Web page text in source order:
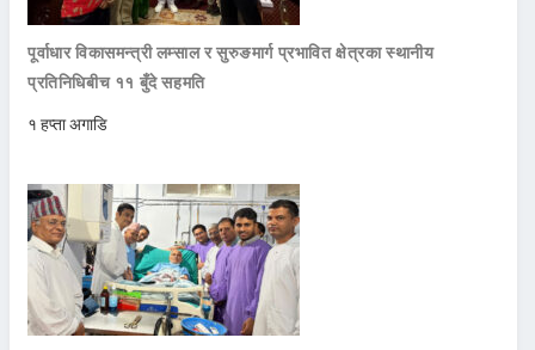
पूर्वाधार विकासमन्त्री लम्साल र सुरुङमार्ग प्रभावित क्षेत्रका स्थानीय
प्रतिनिधिबीच ११ बुँदे सहमति
१ हप्ता अगाडि